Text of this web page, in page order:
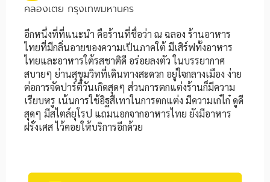
คลองเตย กรุงเทพมหานคร
อีกหนึ่งที่ที่แนะนำ คือร้านที่ชื่อว่า ณ ฉลอง ร้านอาหาร
ไทยที่มีกลิ่นอายของความเป็นภาคใต้ มีเสิร์ฟทั้งอาหาร
ไทยและอาหารใต้รสชาติดี อร่อยลงตัว ในบรรยากาศ
สบายๆ ย่านสุขุมวิทที่เดินทางสะดวก อยู่ใจกลางเมือง ง่าย
ต่อการจัดปาร์ตี้วันเกิดสุดๆ ส่วนการตกแต่งร้านก็มีความ
เรียบหรู เน้นการใช้อิฐสีเทาในการตกแต่ง มีความเก๋ไก๋ ดูดี
สุดๆ มีสไตล์ยุโรป แถมนอกจากอาหารไทย ยังมีอาหาร
ฝรั่งเศส ไว้คอยให้บริการอีกด้วย